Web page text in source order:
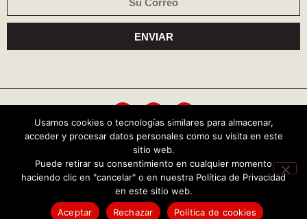
ENVIAR
Copyright © 2026 Central Política
Política de cookies Aviso de privacidad
TENDENCIAS HOY
Usamos cookies o tecnologías similares para almacenar,
acceder y procesar datos personales como su visita en este
sitio web.
Puede retirar su consentimiento en cualquier momento
haciendo clic en "cancelar" o en nuestra Política de Privacidad
en este sitio web.
Aceptar
Rechazar Política de cookies